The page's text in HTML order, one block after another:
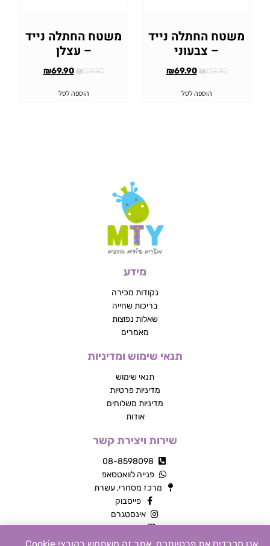
משטח החתלה נייד
– צבעוני
₪139.90
₪69.90
הוספה לסל
משטח החתלה נייד
– עצלן
₪139.90
₪69.90
הוספה לסל
מידע
נקודות מכירה
בריכות שחייה
שאלות נפוצות
מאמרים
תנאי שימוש ומדיניות
תנאי שימוש
מדיניות פרטיות
מדיניות משלוחים
אודות
שירות ויצירת קשר
08-8598098
פנייה לוואטסאפ
מרכז מסחרי, עשרת
פייסבוק
אינסטגרם
צור קשר